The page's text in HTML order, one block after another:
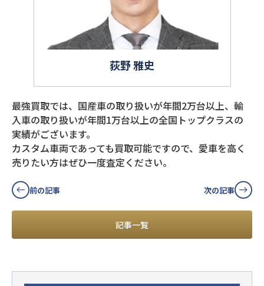
荻野 雅史
最強買取では、国産車の取り扱いが年間2万台以上、輸
入車の取り扱いが年間1万台以上の全国トップクラスの
実績がございます。
カスタム車両であっても買取可能ですので、愛車を高く
売りたい方はぜひ一度査定ください。
前の記事
記事一覧
次の記事